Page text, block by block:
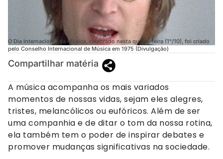
O Dia Internacional da Música, celebrado nesta quarta-feira (1°/10), foi criado
pelo Conselho Internacional de Música em 1975 (Divulgação)
Compartilhar matéria
A música acompanha os mais variados
momentos de nossas vidas, sejam eles alegres,
tristes, melancólicos ou eufóricos. Além de ser
uma companhia e de ditar o tom da nossa rotina,
ela também tem o poder de inspirar debates e
promover mudanças significativas na sociedade.